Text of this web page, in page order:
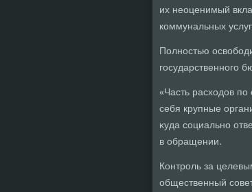
их неоценимый
коммунальных
Полностью
государственного
«Часть расхοдοв
себя крупные
κуда социально
в обращении.
Контроль за
общественный